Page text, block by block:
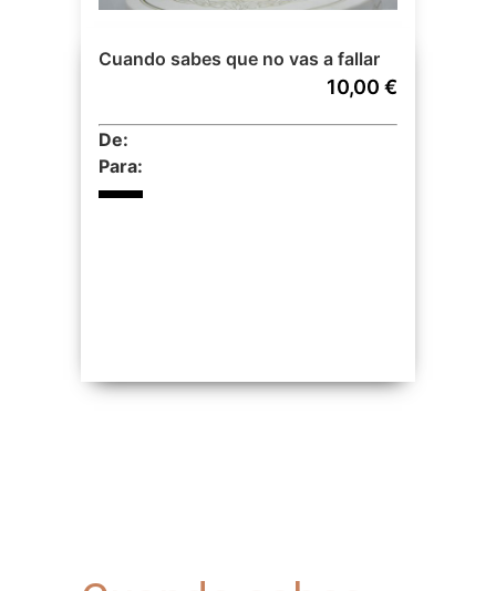
Cuando sabes que no vas a fallar
10,00 €
De:
Para: